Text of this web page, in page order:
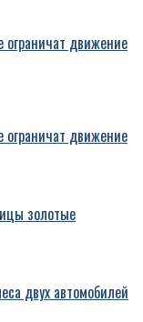
ограничат движение
ограничат движение
золотые
двух автомобилей